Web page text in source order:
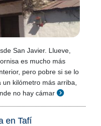
San Javier. Llueve,
es mucho más
pero pobre si se lo
kilómetro más arriba,
no hay cámar
en Tafí